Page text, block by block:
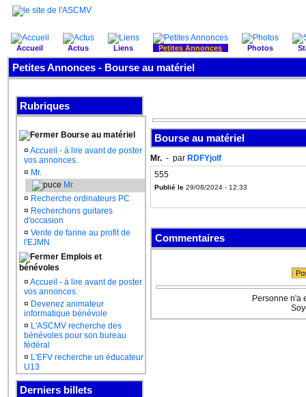
Accueil Actus Liens Petites Annonces Photos
Petites Annonces - Bourse au matériel
Rubriques
Bourse au matériel
¤ Accueil - à lire avant de poster
vos annonces.
¤ Mr.
Mr.
¤ Recherche ordinateurs PC
¤ Recherchons guitares
d'occasion
¤ Vente de farine au profit de
l'EJMN
Emplois et
bénévoles
¤ Accueil - à lire avant de poster
vos annonces.
¤ Devenez animateur
informatique bénévole
¤ L'ASCMV recherche des
bénévoles pour son bureau
fédéral
¤ L'EFV recherche un éducateur
U13
Derniers billets
Bourse au matériel
Mr. - par RDFYjolf
555
Publié le 29/08/2024 - 12:33
Commentaires
Personne n'a